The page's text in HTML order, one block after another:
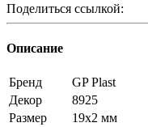
Поделиться ссылкой:
Описание
Бренд
GP Plast
Декор
8925
Размер
19x2 мм